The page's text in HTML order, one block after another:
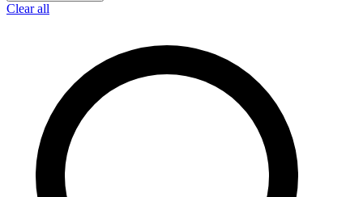
Clear all